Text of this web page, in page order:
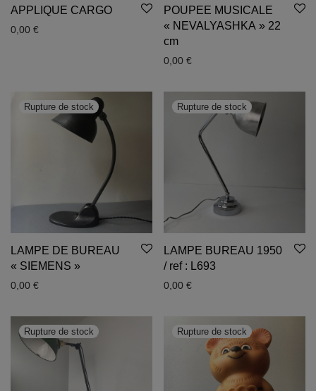
APPLIQUE CARGO
0,00 €
POUPEE MUSICALE
« NEVALYASHKA » 22
cm
0,00 €
LAMPE DE BUREAU
« SIEMENS »
0,00 €
LAMPE BUREAU 1950
/ ref : L693
0,00 €